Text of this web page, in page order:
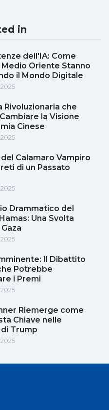
in
dell'IA: Come
Medio Oriente Stanno
il Mondo Digitale
Rivoluzionaria che
la Visione
Cinese
del Calamaro Vampiro
di un Passato
Drammatico del
Una Svolta
Il Dibattito
Potrebbe
i Premi
Riemerge come
Chiave nelle
Trump